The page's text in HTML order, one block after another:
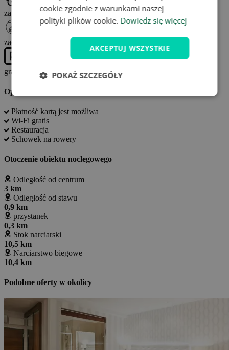
Zwierzęta domowe
za 250 Kč/noc
zadna
gratis
Opcje zakwaterowania
Płatność kartą jest możliwa
Wi-Fi gratis
Restauracja
Schowek na rowery
Otoczenie obiektu noclegowego
Odległość od centrum
3 km
Odległość od stawu
0,9 km
przystanek
0,3 km
Stok narciarski
10,5 km
Narciarstwo biegowe
10,4 km
Podobne oferty w okolicy
cookie zgodnie z warunkami naszej
polityki plików cookie. Dowiedz się więcej
AKCEPTUJ WSZYSTKIE
POKAŻ SZCZEGÓŁY